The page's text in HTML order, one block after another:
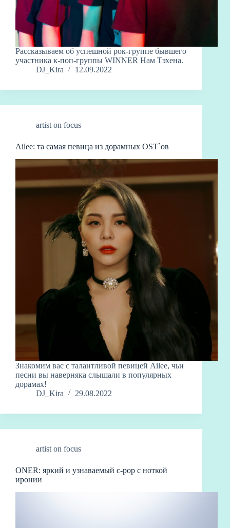
Рассказываем об успешной рок-группе бывшего
участника к-поп-группы WINNER Нам Тэхена.
DJ_Kira
12.09.2022
artist on focus
Ailee: та самая певица из дорамных OST`ов
Знакомим вас с талантливой певицей Ailee, чьи
песни вы наверняка слышали в популярных
дорамах!
DJ_Kira
29.08.2022
artist on focus
ONER: яркий и узнаваемый c-pop с ноткой
иронии